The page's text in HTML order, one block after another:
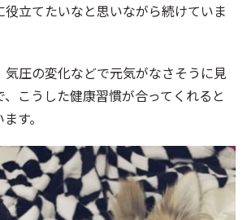
役立てたいなと思いながら続けていま
気圧の変化などで元気がなさそうに見
こうした健康習慣が合ってくれると
す。